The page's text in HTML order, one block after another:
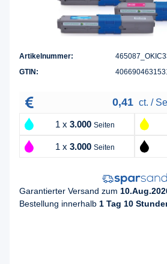
Artikelnummer:
GTIN:
0,41 ct. /
1 x 3.000 Seiten
1 x 3.000 Seiten
Garantierter Versand zum
Bestellung innerhalb 1 Tag 10